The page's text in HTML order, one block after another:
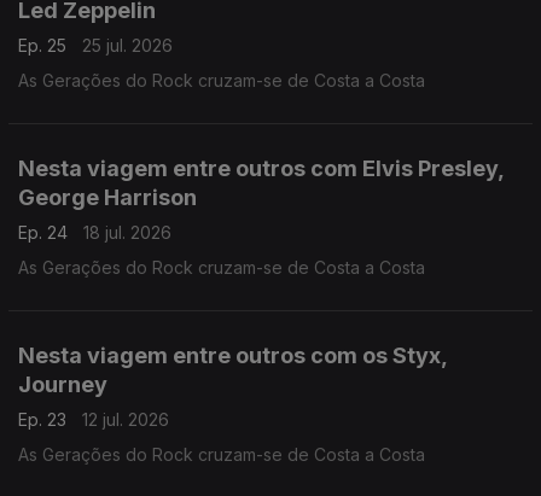
Led Zeppelin
Ep. 25
25 jul. 2026
As Gerações do Rock cruzam-se de Costa a Costa
Nesta viagem entre outros com Elvis Presley,
George Harrison
Ep. 24
18 jul. 2026
As Gerações do Rock cruzam-se de Costa a Costa
Nesta viagem entre outros com os Styx,
Journey
Ep. 23
12 jul. 2026
As Gerações do Rock cruzam-se de Costa a Costa